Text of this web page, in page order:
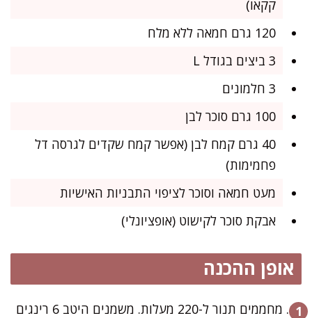
קקאו)
120 גרם חמאה ללא מלח
3 ביצים בגודל L
3 חלמונים
100 גרם סוכר לבן
40 גרם קמח לבן (אפשר קמח שקדים לגרסה דל
פחמימות)
מעט חמאה וסוכר לציפוי התבניות האישיות
אבקת סוכר לקישוט (אופציונלי)
אופן ההכנה
מחממים תנור ל-220 מעלות. משמנים היטב 6 רינגים